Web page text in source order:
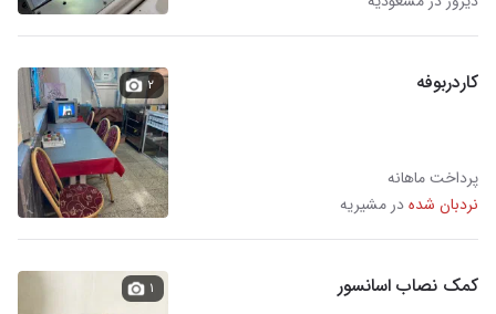
کاردربوفه
پرداخت ماهانه
نردبان شدهدر مشیریه
۲
کمک نصاب اسانسور ۱